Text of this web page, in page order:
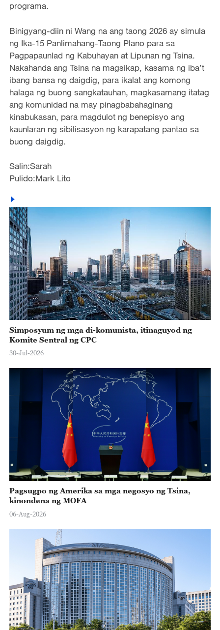
programa.
Binigyang-diin ni Wang na ang taong 2026 ay simula
ng Ika-15 Panlimahang-Taong Plano para sa
Pagpapaunlad ng Kabuhayan at Lipunan ng Tsina.
Nakahanda ang Tsina na magsikap, kasama ng iba’t
ibang bansa ng daigdig, para ikalat ang komong
halaga ng buong sangkatauhan, magkasamang itatag
ang komunidad na may pinagbabahaginang
kinabukasan, para magdulot ng benepisyo ang
kaunlaran ng sibilisasyon ng karapatang pantao sa
buong daigdig.
Salin:Sarah
Pulido:Mark Lito
Simposyum ng mga di-komunista, itinaguyod ng
Komite Sentral ng CPC
30-Jul-2026
Pagsugpo ng Amerika sa mga negosyo ng Tsina,
kinondena ng MOFA
06-Aug-2026